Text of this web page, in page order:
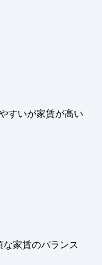
すいが家賃が高い
家賃のバランス